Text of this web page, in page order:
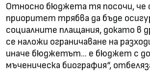
Относно бюджета тя посочи, че
приоритет трябва да бъде
социалните плащания, докато в
се наложи ограничаване на
иначе бюджетът… е бюджет с
мъченическа биография“,